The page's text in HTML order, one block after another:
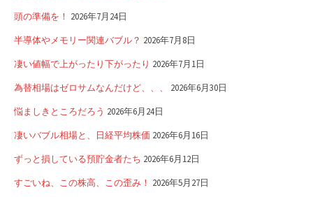
頭の準備を！ 2026年7月24日
半導体やメモリー関連バブル？ 2026年7月8日
凄い値幅で上がったり下がったり 2026年7月1日
為替相場はゼロサムなんだけど、、、 2026年6月30日
悩ましきところだろう 2026年6月24日
凄いバブル相場と、日経平均株価 2026年6月16日
ずっと損している預貯金者たち 2026年6月12日
すごいね、この株高、この歪み！ 2026年5月27日